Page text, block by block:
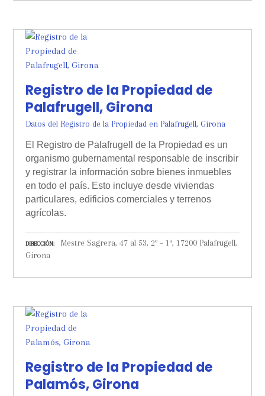
Registro de la Propiedad de
Palafrugell, Girona
Datos del Registro de la Propiedad en Palafrugell, Girona
El Registro de Palafrugell de la Propiedad es un
organismo gubernamental responsable de inscribir
y registrar la información sobre bienes inmuebles
en todo el país. Esto incluye desde viviendas
particulares, edificios comerciales y terrenos
agrícolas.
DIRECCIÓN
Mestre Sagrera, 47 al 53, 2º – 1ª, 17200 Palafrugell,
Girona
Registro de la Propiedad de
Palamós, Girona